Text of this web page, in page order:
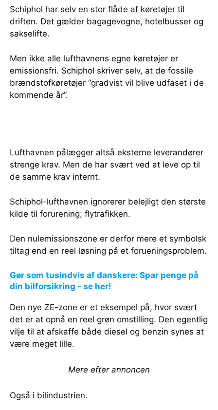
Schiphol har selv en stor flåde af køretøjer til
driften. Det gælder bagagevogne, hotelbusser og
sakselifte.
Men ikke alle lufthavnens egne køretøjer er
emissionsfri. Schiphol skriver selv, at de fossile
brændstofkøretøjer “gradvist vil blive udfaset i de
kommende år”.
Lufthavnen pålægger altså eksterne leverandører
strenge krav. Men de har svært ved at leve op til
de samme krav internt.
Schiphol-lufthavnen ignorerer belejligt den største
kilde til forurening; flytrafikken.
Den nulemissionszone er derfor mere et symbolsk
tiltag end en reel løsning på et forueningsproblem.
Gør som tusindvis af danskere: Spar penge på
din bilforsikring - se her!
Den nye ZE-zone er et eksempel på, hvor svært
det er at opnå en reel grøn omstilling. Den egentlig
vilje til at afskaffe både diesel og benzin synes at
være meget lille.
Mere efter annoncen
Også i bilindustrien.